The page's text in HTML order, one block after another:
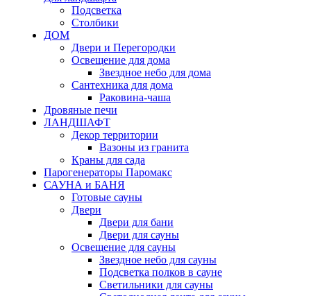
Подсветка
Столбики
ДОМ
Двери и Перегородки
Освещение для дома
Звездное небо для дома
Сантехника для дома
Раковина-чаша
Дровяные печи
ЛАНДШАФТ
Декор территории
Вазоны из гранита
Краны для сада
Парогенераторы Паромакс
САУНА и БАНЯ
Готовые сауны
Двери
Двери для бани
Двери для сауны
Освещение для сауны
Звездное небо для сауны
Подсветка полков в сауне
Светильники для сауны